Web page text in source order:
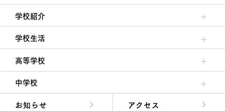
学校紹介
理事長/学園長メッセージ
安心して任せられる学校
沿革
施設・設備
大学合格実績
学校生活
クラブ活動・生徒会活動
夙川ブログ
制服紹介
夙川カレンダー
高等学校
高校校長からの挨拶
高校の教育方針／特色
特進コース／進学コース
年間行事
先輩たちの声・生徒たちの声
中学校
中学校長からの挨拶
中学校の教育方針／特色
Aコース／Bコース
年間行事
先輩たちの声・生徒たちの声
お知らせ
アクセス